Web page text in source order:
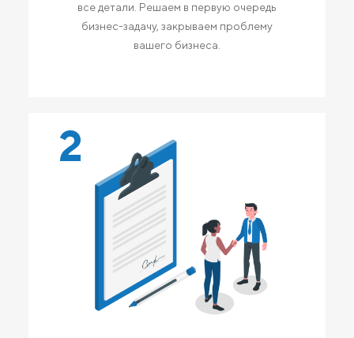
все детали. Решаем в первую очередь
бизнес-задачу, закрываем проблему
вашего бизнеса.
2